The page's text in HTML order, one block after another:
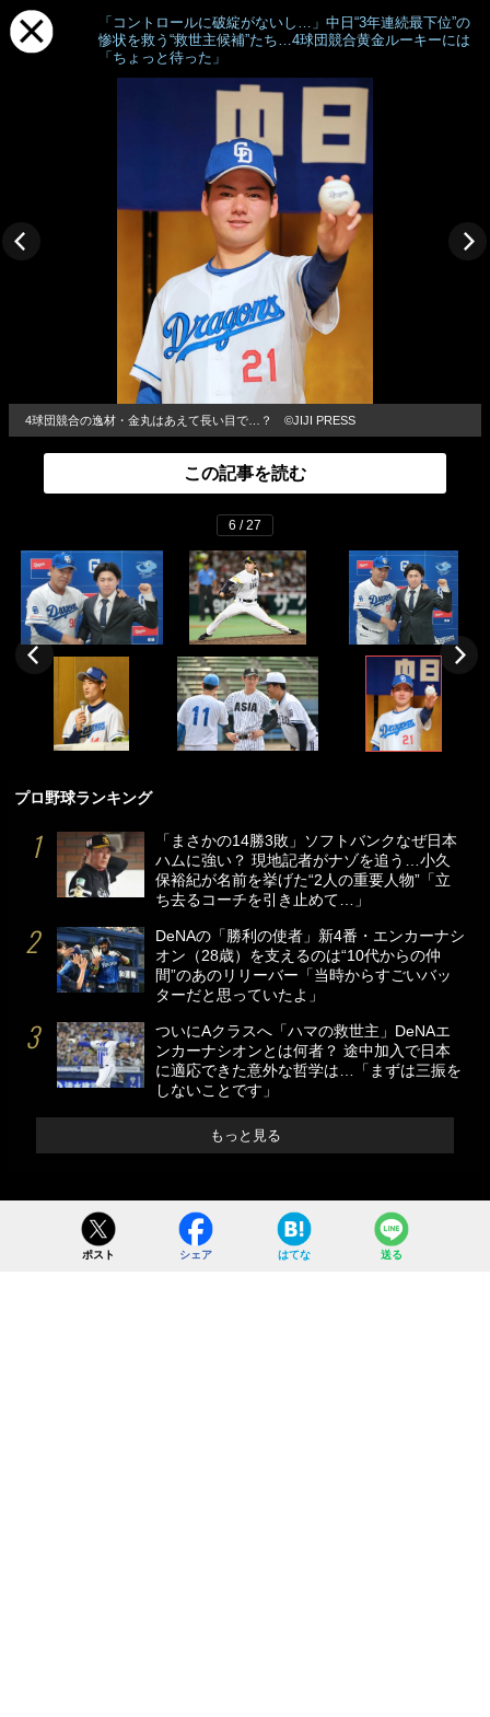
「コントロールに破綻がないし…」中日“3年連続最下位”の
惨状を救う“救世主候補”たち…4球団競合黄金ルーキーには
「ちょっと待った」
4球団競合の逸材・金丸はあえて長い目で…？ ©︎JIJI PRESS
この記事を読む
6 / 27
プロ野球ランキング
「まさかの14勝3敗」ソフトバンクなぜ日本
ハムに強い？ 現地記者がナゾを追う…小久
保裕紀が名前を挙げた“2人の重要人物”「立
ち去るコーチを引き止めて…」
DeNAの「勝利の使者」新4番・エンカーナシ
オン（28歳）を支えるのは“10代からの仲
間”のあのリリーバー「当時からすごいバッ
ターだと思っていたよ」
ついにAクラスへ「ハマの救世主」DeNAエ
ンカーナシオンとは何者？ 途中加入で日本
に適応できた意外な哲学は…「まずは三振を
しないことです」
もっと見る
ポスト シェア はてな 送る